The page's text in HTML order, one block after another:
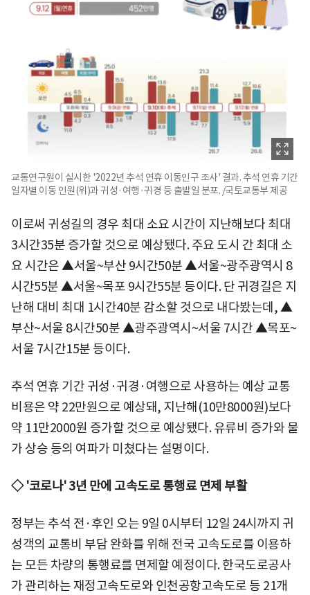
교통연구원이 실시한 '2022년 추석 연휴 이동인구 조사' 결과. 추석 연휴 기간
일자별 이동 인원(위)과 귀성·여행·귀경 등 출발일 분포. /국토교통부 제공
이로써 귀성길의 경우 최대 소요 시간이 지난해보다 최대
3시간35분 증가할 것으로 예상됐다. 주요 도시 간 최대 소
요 시간은 ▲서울~부산 9시간50분 ▲서울~광주광역시 8
시간55분 ▲서울~목포 9시간55분 등이다. 단 귀경길은 지
난해 대비 최대 1시간40분 감소할 것으로 내다봤는데, ▲
부산~서울 8시간50분 ▲광주광역시~서울 7시간 ▲목포~
서울 7시간15분 등이다.
추석 연휴 기간 귀성·귀경·여행으로 사용하는 예상 교통
비용은 약 22만원으로 예상돼, 지난해(10만8000원)보다
약 11만2000원 증가할 것으로 예상됐다. 유류비 증가와 물
가 상승 등의 여파가 미쳤다는 설명이다.
◇ '코로나' 3년 만에 고속도로 통행료 면제 부활
정부는 추석 전·후인 오는 9일 0시부터 12일 24시까지 귀
성객의 교통비 부담 완화를 위해 전국 고속도로를 이용하
는 모든 차량의 통행료를 면제할 예정이다. 한국도로공사
가 관리하는 재정고속도로와 인천공항고속도로 등 21개